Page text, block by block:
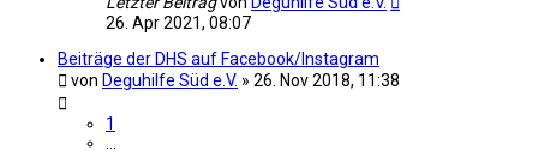
26. Apr 2021, 08:07
Beiträge der DHS auf Facebook/Instagram
von Deguhilfe Süd e.V. » 26. Nov 2018, 11:38
1